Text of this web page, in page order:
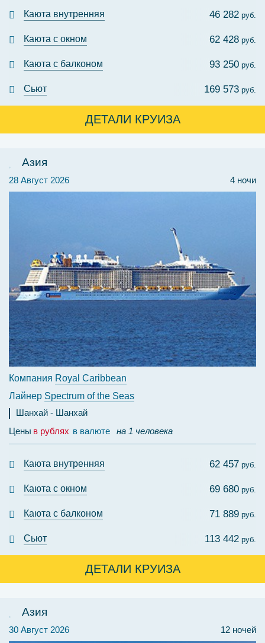
Каюта внутренняя 46 282 руб.
Каюта с окном 62 428 руб.
Каюта с балконом 93 250 руб.
Сьют 169 573 руб.
ДЕТАЛИ КРУИЗА
Азия
4 ночи
28 Август 2026
Компания Royal Caribbean
Лайнер Spectrum of the Seas
Шанхай
Шанхай
Цены в рублях в валюте на 1 человека
Каюта внутренняя 62 457 руб.
Каюта с окном 69 680 руб.
Каюта с балконом 71 889 руб.
Сьют 113 442 руб.
ДЕТАЛИ КРУИЗА
Азия
12 ночей
30 Август 2026